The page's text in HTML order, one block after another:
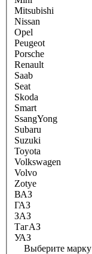
Mitsubishi
Nissan
Opel
Peugeot
Porsche
Renault
Saab
Seat
Skoda
Smart
SsangYong
Subaru
Suzuki
Toyota
Volkswagen
Volvo
Zotye
ВАЗ
ГАЗ
ЗАЗ
ТагАЗ
УАЗ
Выберите марку